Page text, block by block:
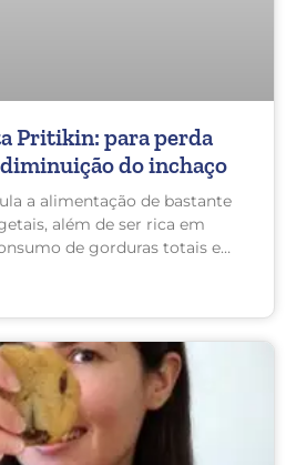
Pritikin: para perda
do inchaço
a alimentação de bastante
além de ser rica em
de gorduras totais e
do organismo em querer
a queima de
com o tempo, muda o seu
é muito boa para perda de